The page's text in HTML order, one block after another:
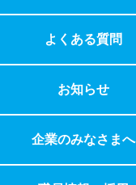
よくある質問
お知らせ
企業のみなさまへ